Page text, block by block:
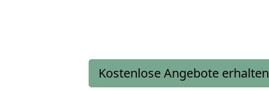
Kostenlose Angebote erhalten